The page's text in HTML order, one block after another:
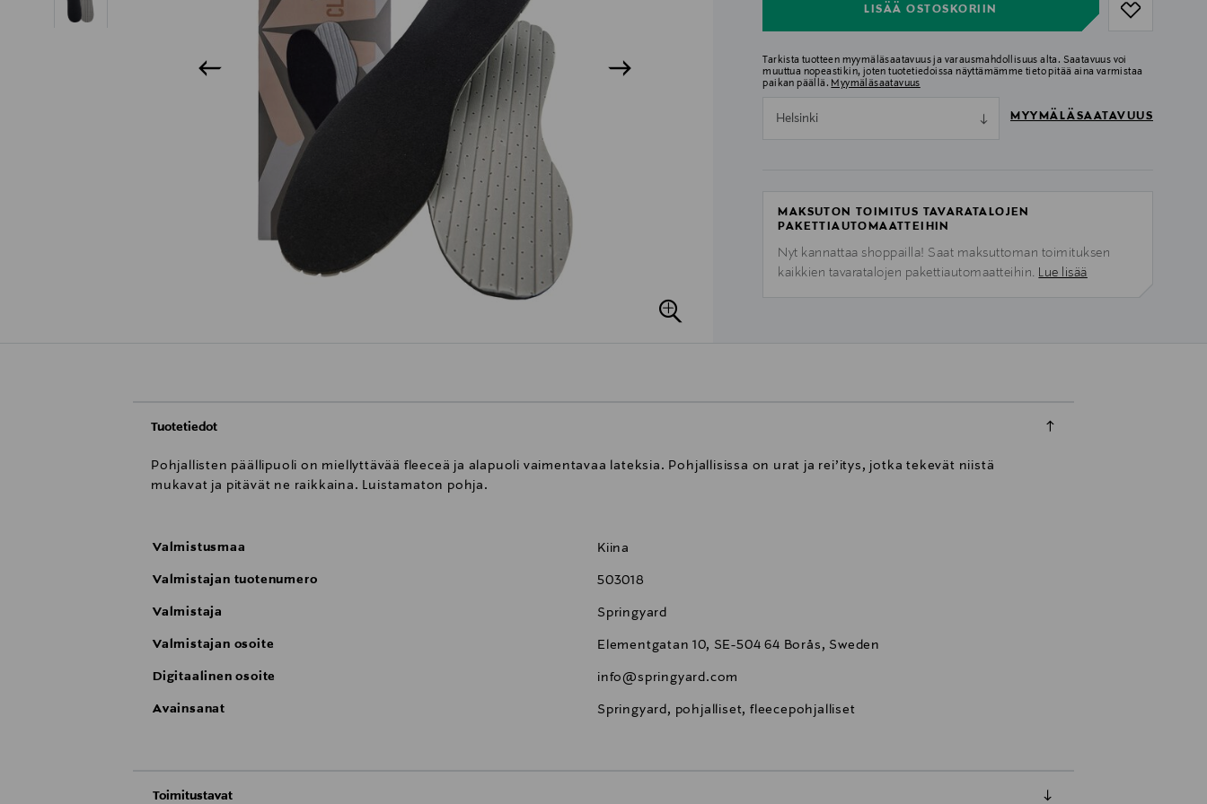
LISÄÄ OSTOSKORIIN
Tarkista tuotteen myymäläsaatavuus ja varausmahdollisuus alta. Saatavuus voi
muuttua nopeastikin, joten tuotetiedoissa näyttämämme tieto pitää aina varmistaa
paikan päällä. Myymäläsaatavuus
Helsinki MYYMÄLÄSAATAVUUS
MAKSUTON TOIMITUS TAVARATALOJEN
PAKETTIAUTOMAATTEIHIN
Nyt kannattaa shoppailla! Saat maksuttoman toimituksen
kaikkien tavaratalojen pakettiautomaatteihin. Lue lisää
Tuotetiedot
Pohjallisten päällipuoli on miellyttävää fleeceä ja alapuoli vaimentavaa lateksia. Pohjallisissa on urat ja rei’itys, jotka tekevät niistä
mukavat ja pitävät ne raikkaina. Luistamaton pohja.
Valmistusmaa Kiina
Valmistajan tuotenumero 503018
Valmistaja Springyard
Valmistajan osoite Elementgatan 10, SE-504 64 Borås, Sweden
Digitaalinen osoite info@springyard.com
Avainsanat Springyard, pohjalliset, fleecepohjalliset
Toimitustavat